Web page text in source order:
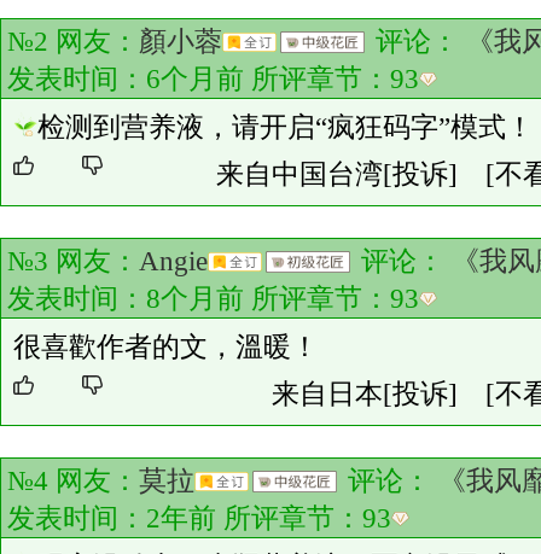
№2 网友： 顏小蓉 评论：
《我
发表时间：6个月前 所评章节： 93
检测到营养液，请开启“疯狂码字”模式！
来自中国台湾[投诉] [不
№3 网友： Angie 评论：
《我
发表时间：8个月前 所评章节： 93
很喜歡作者的文，溫暖！
来自日本[投诉] [不
№4 网友： 莫拉 评论：
《我风
发表时间：2年前 所评章节： 93